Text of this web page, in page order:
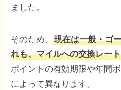
ました。
そのため、現在は一般・ゴ
れも、マイルへの交換レー
ポイントの有効期限や年間
によって異なります。